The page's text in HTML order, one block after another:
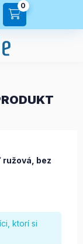
0
bez
ktorí si